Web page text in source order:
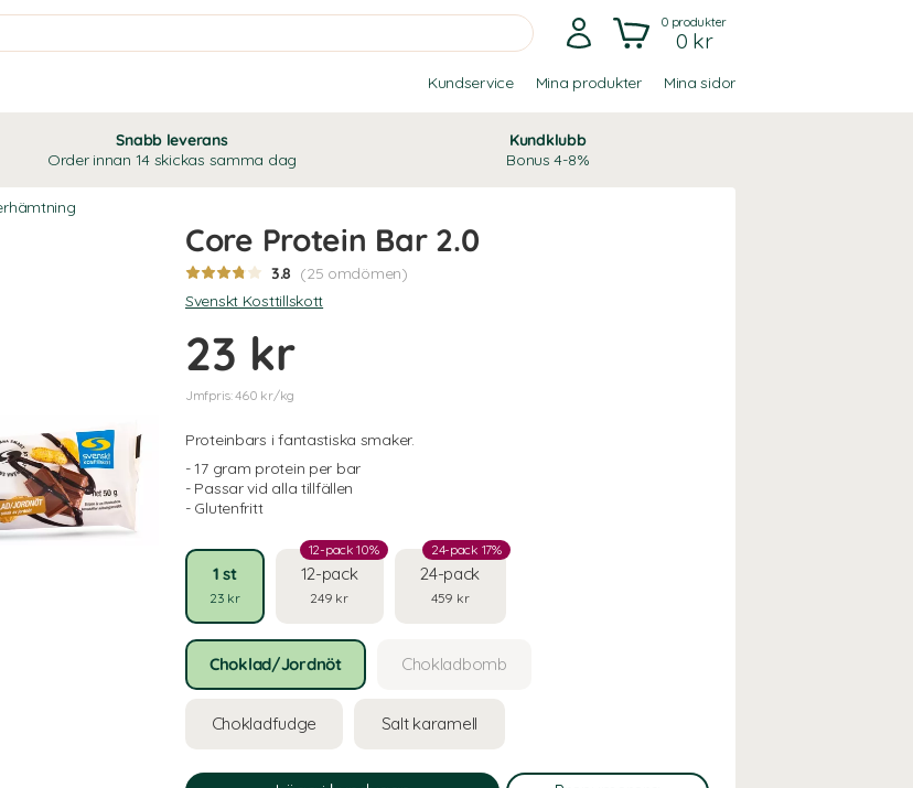
0produkter
0 kr
Kundservice Mina produkter Mina sidor
Snabb leverans
Order innan 14 skickas samma dag
Kundklubb
Bonus 4-8%
Core Protein Bar 2.0
3.8 (25 omdömen)
Svenskt Kosttillskott
23 kr
Jmfpris: 460 kr/kg
Proteinbars i fantastiska smaker.
- 17 gram protein per bar
- Passar vid alla tillfällen
- Glutenfritt
1 st
23 kr
12-pack
249 kr
12-pack 10%
24-pack
459 kr
24-pack 17%
Choklad/Jordnöt Chokladbomb
Chokladfudge Salt karamell